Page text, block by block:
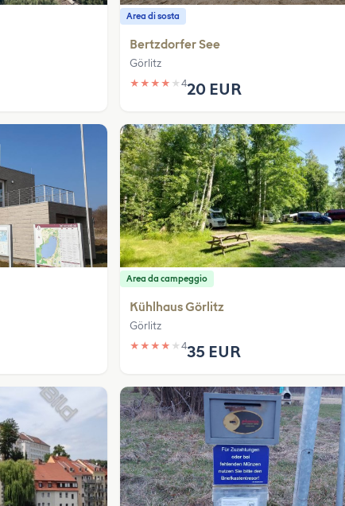
Area di sosta
Bertzdorfer See
Görlitz
★ ★ ★ ★ ★420 EUR
Area da campeggio
Kühlhaus Görlitz
Görlitz
★ ★ ★ ★ ★435 EUR